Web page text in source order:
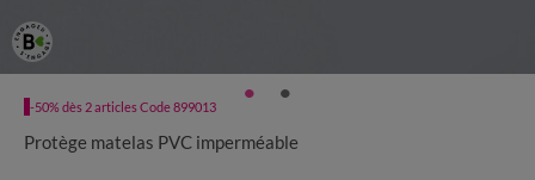
-50% dès 2 articles Code 899013
Protège matelas PVC imperméable